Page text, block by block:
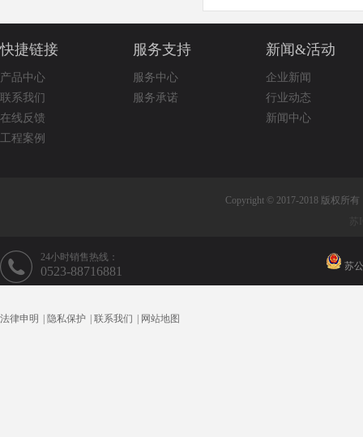
快捷链接
产品中心
联系我们
在线反馈
工程案例
服务支持
服务中心
服务承诺
新闻&活动
企业新闻
行业动态
新闻中心
24小时销售热线：
0523-88716881
法律申明 隐私保护 联系我们 网站地图
Copyright © 2017-2018 版权所
苏